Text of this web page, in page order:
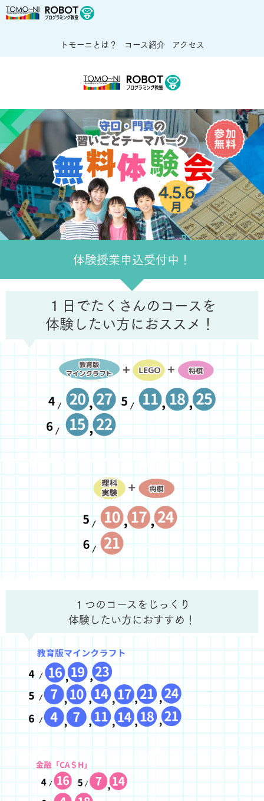
トモーニとは？ コース紹介 アクセス
体験授業申込受付中！
１日でたくさんのコースを
体験したい方におススメ！
１つのコースをじっくり
体験したい方におすすめ！